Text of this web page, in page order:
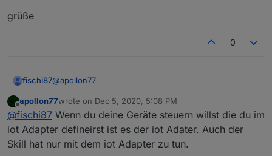
grüße
0
fischi87@apollon77
kann es was mit dem alexa2 adapter zutun haben oder
ist der iot adapter ein eigenständiger adapter?
kann es sein das es nicht geht weil ich mein amazon
Passwort geändert habe?
was mir nämlich noch aufgefallen ist, im Alexa adapter
steht bei requestResult immer nach der Gerätesuche
"ENDPOINT_UNREACHABLE"
grüße
Offline
apollon77wrote on Dec 5, 2020, 5:08 PM
last edited by
@fischi87 Wenn du deine Geräte steuern willst die du im
iot Adapter defineirst ist es der iot Adater. Auch der
Skill hat nur mit dem iot Adapter zu tun.